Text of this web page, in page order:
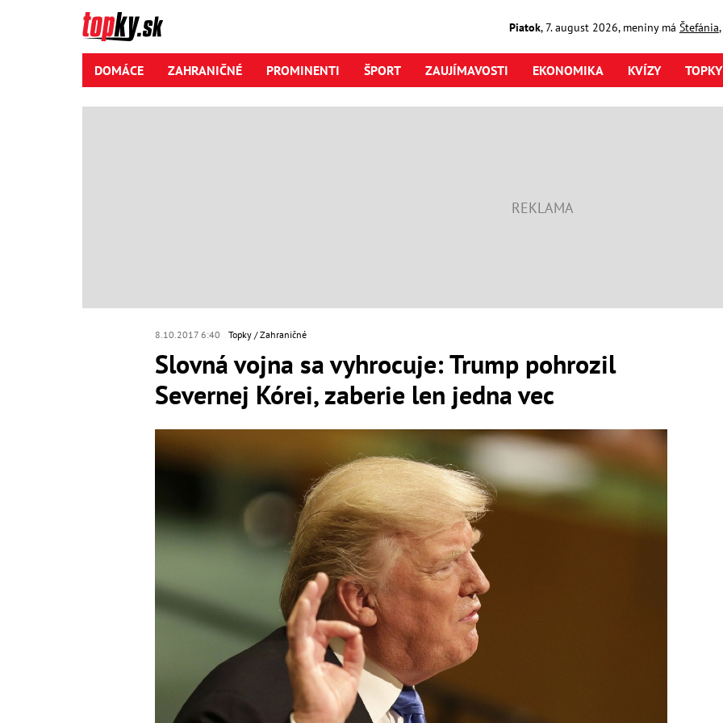
Piatok,7. august2026, meniny má Štefánia
DOMÁCE ZAHRANIČNÉ PROMINENTI ŠPORT ZAUJÍMAVOSTI EKONOMIKA KVÍZY
8.10.2017 6:40 Topky Zahraničné
Slovná vojna sa vyhrocuje: Trump pohrozil
Severnej Kórei, zaberie len jedna vec